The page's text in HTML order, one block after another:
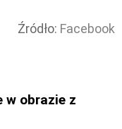
Źródło: Facebook
w obrazie z